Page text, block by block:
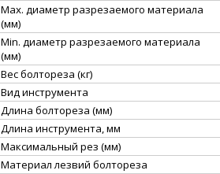
Max. диаметр разрезаемого материала
(мм)
Min. диаметр разрезаемого материала
(мм)
Вес болтореза (кг)
Вид инструмента
Длина болтореза (мм)
Длина инструмента, мм
Максимальный рез (мм)
Материал лезвий болтореза